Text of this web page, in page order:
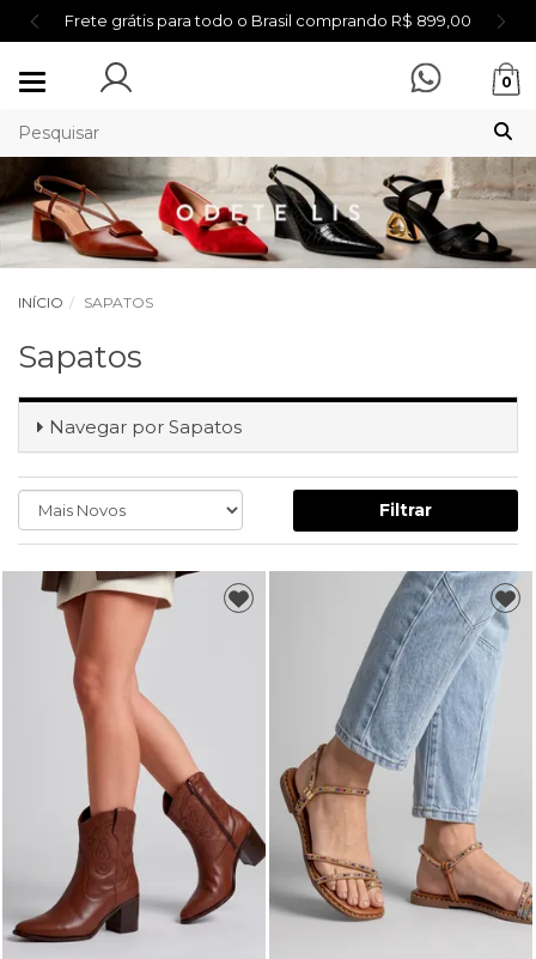
Frete grátis para todo o Brasil comprando R$ 899,00
Mudar
0
INÍCIO SAPATOS
Sapatos
Navegar por Sapatos
Filtrar